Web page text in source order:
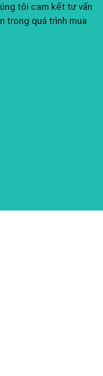
tôi cam kết tư vấn
trong quá trình mua